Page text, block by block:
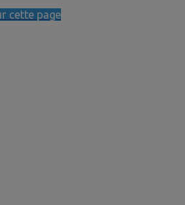
cette page